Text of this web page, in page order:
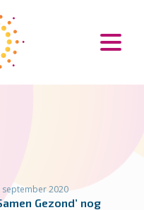
september 2020
Gezond’ nog